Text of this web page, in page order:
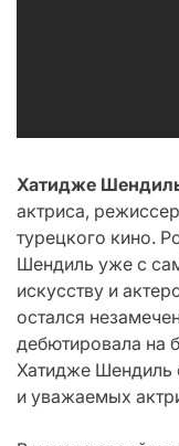
Хатидже
актриса,
турецкого кино.
Шендиль уже с
искусству и
остался
дебютировала на
Хатидже Шендиль
и уважаемых